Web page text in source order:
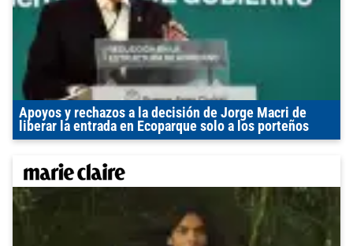
Apoyos y rechazos a la decisión de Jorge Macri de
liberar la entrada en Ecoparque solo a los porteños